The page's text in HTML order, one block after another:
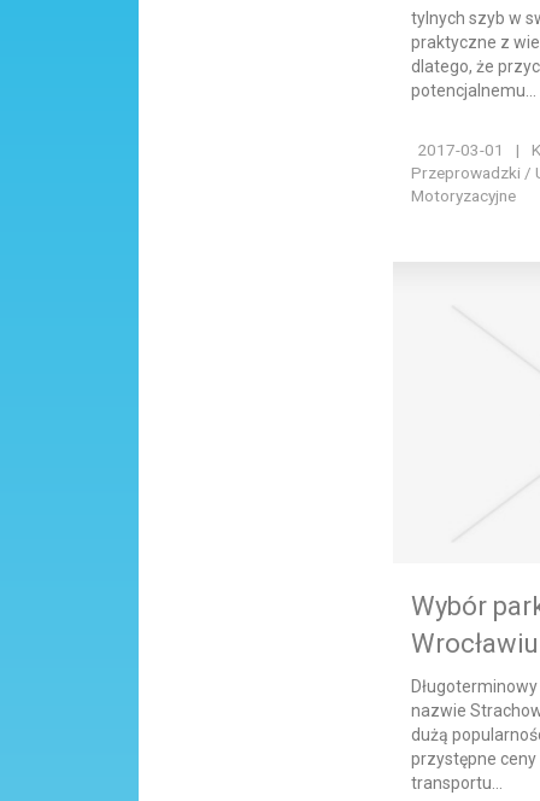
tylnych szyb w
praktyczne z
dlatego, że
potencjalnemu...
2017-03-01 |
Przeprowadzki /
Motoryzacyjne
Wybór
Wrocławiu
nazwie
dużą
przystępne
transportu...